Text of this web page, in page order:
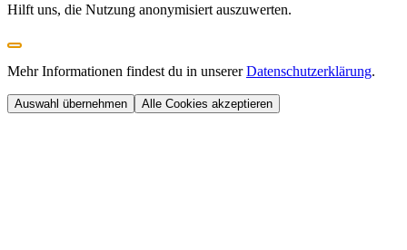
Hilft uns, die Nutzung anonymisiert auszuwerten.
Mehr Informationen findest du in unserer Datenschutzerklärung.
Auswahl übernehmen Alle Cookies akzeptieren